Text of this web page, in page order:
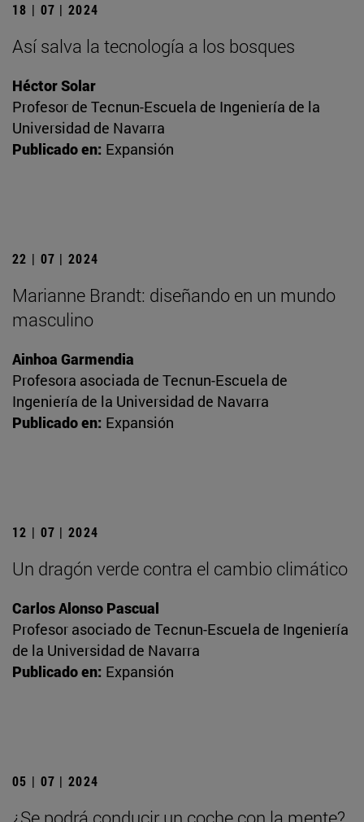
18 | 07 | 2024
Así salva la tecnología a los bosques
Héctor Solar
Profesor de Tecnun-Escuela de Ingeniería de la
Universidad de Navarra
Publicado en: Expansión
22 | 07 | 2024
Marianne Brandt: diseñando en un mundo
masculino
Ainhoa Garmendia
Profesora asociada de Tecnun-Escuela de
Ingeniería de la Universidad de Navarra
Publicado en: Expansión
12 | 07 | 2024
Un dragón verde contra el cambio climático
Carlos Alonso Pascual
Profesor asociado de Tecnun-Escuela de Ingeniería
de la Universidad de Navarra
Publicado en: Expansión
05 | 07 | 2024